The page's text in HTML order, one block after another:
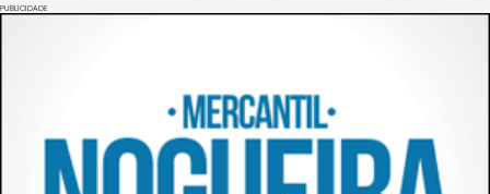
PUBLICIDADE